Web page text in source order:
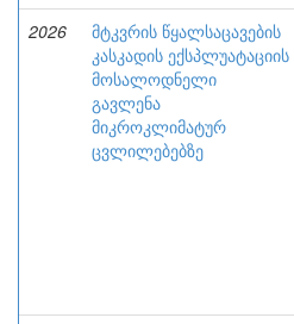
2026
მტკვრის წყალსაცავების
კასკადის ექსპლუატაციის
მოსალოდნელი
გავლენა
მიკროკლიმატურ
ცვლილებებზე